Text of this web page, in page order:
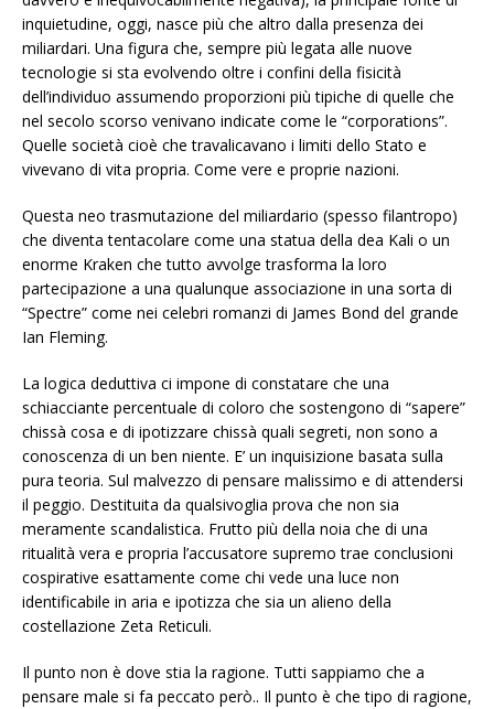
inquietudine, oggi, nasce più che altro dalla presenza dei
miliardari. Una figura che, sempre più legata alle nuove
tecnologie si sta evolvendo oltre i confini della fisicità
dell’individuo assumendo proporzioni più tipiche di quelle che
nel secolo scorso venivano indicate come le “corporations”.
Quelle società cioè che travalicavano i limiti dello Stato e
vivevano di vita propria. Come vere e proprie nazioni.
Questa neo trasmutazione del miliardario (spesso filantropo)
che diventa tentacolare come una statua della dea Kali o un
enorme Kraken che tutto avvolge trasforma la loro
partecipazione a una qualunque associazione in una sorta di
“Spectre” come nei celebri romanzi di James Bond del grande
Ian Fleming.
La logica deduttiva ci impone di constatare che una
schiacciante percentuale di coloro che sostengono di “sapere”
chissà cosa e di ipotizzare chissà quali segreti, non sono a
conoscenza di un ben niente. E’ un inquisizione basata sulla
pura teoria. Sul malvezzo di pensare malissimo e di attendersi
il peggio. Destituita da qualsivoglia prova che non sia
meramente scandalistica. Frutto più della noia che di una
ritualità vera e propria l’accusatore supremo trae conclusioni
cospirative esattamente come chi vede una luce non
identificabile in aria e ipotizza che sia un alieno della
costellazione Zeta Reticuli.
Il punto non è dove stia la ragione. Tutti sappiamo che a
pensare male si fa peccato però.. Il punto è che tipo di ragione,